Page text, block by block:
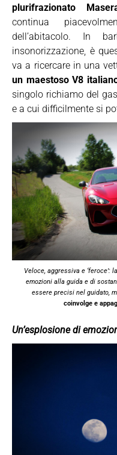
plurifrazionato
continua
dell’abitacolo. In
insonorizzazione, è
va a ricercare in una
un maestoso V8
singolo richiamo del
e a cui difficilmente si
Veloce, aggressiva e ‘feroce’: la
emozioni alla guida e di
essere precisi nel guidato,
coinvolge e
Un’esplosione di